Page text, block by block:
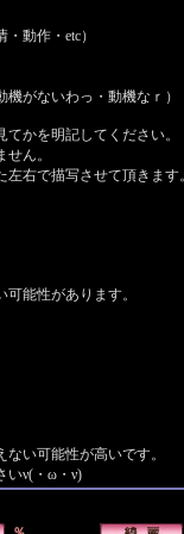
動作・etc）
がないわっ・動機なｒ）
かを明記してください。
ん。
で描写させて頂きます
能性があります。
い可能性が高いです。
いν(・ω・ν)